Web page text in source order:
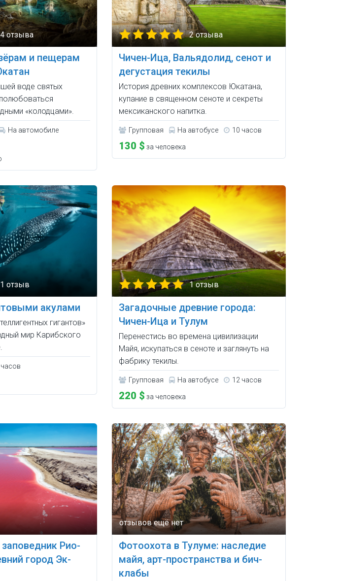
4 отзыва
и пещерам
воде святых
«колодцами».
На автомобиле
2 отзыва
Чичен-Ица, Вальядолид, сенот и
дегустация текилы
История древних комплексов Юкатана,
купание в священном сеноте и секреты
мексиканского напитка.
Групповая На автобусе 10 часов
130 $ за человека
1 отзыв
акулами
гигантов»
мир Карибского
часов
1 отзыв
Загадочные древние города:
Чичен-Ица и Тулум
Перенестись во времена цивилизации
Майя, искупаться в сеноте и заглянуть на
фабрику текилы.
Групповая На автобусе 12 часов
220 $ за человека
Рио-
город Эк-
Фотоохота в Тулуме: наследие
майя, арт-пространства и бич-
клабы